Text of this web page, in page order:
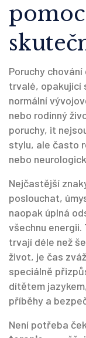
Poruchy
trvalé, opakující
normální
nebo rodinný
poruchy, it
stylu, ale často
nebo
Nejčastější
poslouchat,
naopak úplná
všechnu energii.
trvají déle než
život, je čas
speciálně
dítětem
příběhy a
Není potřeba